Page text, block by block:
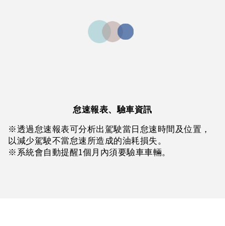
怠速報表、驗車資訊
※透過怠速報表可分析出駕駛當日怠速時間及位置，
以減少駕駛不當怠速所造成的油耗損失。
※系統會自動提醒1個月內須要驗車車輛。